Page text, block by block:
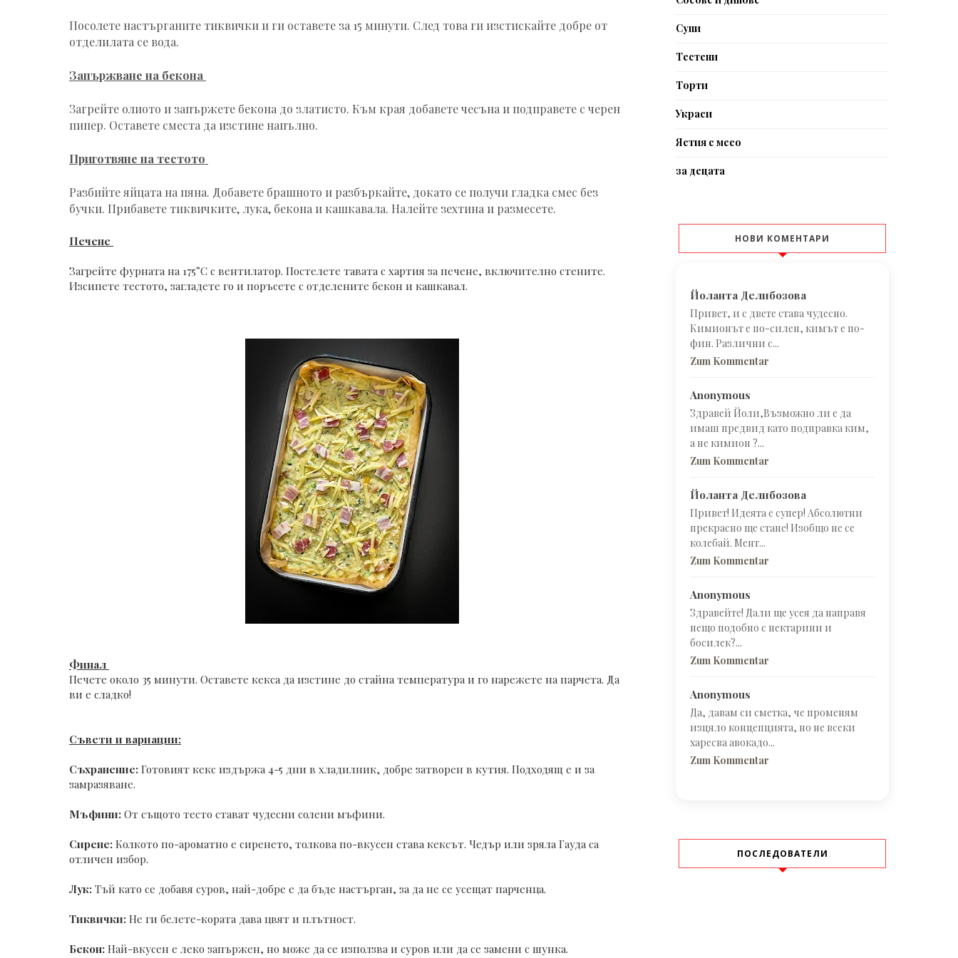
Посолете настърганите тиквички и ги оставете за 15 минути. След това ги изстискайте добре от
отделилата се вода.
Запържване на бекона
Загрейте олиото и запържете бекона до златисто. Към края добавете чесъна и подправете с черен
пипер. Оставете сместа да изстине напълно.
Приготвяне на тестото
Разбийте яйцата на пяна. Добавете брашното и разбъркайте, докато се получи гладка смес без
бучки. Прибавете тиквичките, лука, бекона и кашкавала. Налейте зехтина и размесете.
Печене
Загрейте фурната на 175°C с вентилатор. Постелете тавата с хартия за печене, включително стените.
Изсипете тестото, загладете го и поръсете с отделените бекон и кашкавал.
Финал
Печете около 35 минути. Оставете кекса да изстине до стайна температура и го нарежете на парчета. Да
ви е сладко!
Съвети и вариации:
Съхранение: Готовият кекс издържа 4-5 дни в хладилник, добре затворен в кутия. Подходящ е и за
замразяване.
Мъфини: От същото тесто стават чудесни солени мъфини.
Сирене: Колкото по-ароматно е сиренето, толкова по-вкусен става кексът. Чедър или зряла Гауда са
отличен избор.
Лук: Тъй като се добавя суров, най-добре е да бъде настърган, за да не се усещат парченца.
Тиквички: Не ги белете-кората дава цвят и плътност.
Бекон: Най-вкусен е леко запържен, но може да се използва и суров или да се замени с шунка.
Супи
Тестени
Торти
Украси
Ястия с месо
за децата
НОВИ КОМЕНТАРИ
Йоланта Делибозова
Привет, и с двете става чудесно.
Кимионът е по-силен, кимът е по-
фин. Различни с...
Zum Kommentar
Anonymous
Здравей Йоли,Възможно ли е да
имаш предвид като подправка ким,
а не кимион ?...
Zum Kommentar
Йоланта Делибозова
Привет! Идеята е супер! Абсолютни
прекрасно ще стане! Изобщо не се
колебай. Мент...
Zum Kommentar
Anonymous
Здравейте! Дали ще усея да направя
нещо подобно с нектарини и
босилек?...
Zum Kommentar
Anonymous
Да, давам си сметка, че променям
изцяло концепцията, но не всеки
харесва авокадо...
Zum Kommentar
ПОСЛЕДОВАТЕЛИ